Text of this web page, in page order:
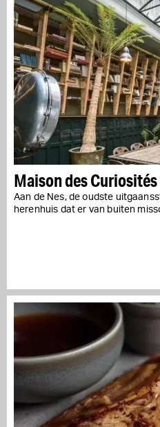
Maison des Curiosités
Aan de Nes, de oudste
herenhuis dat er van buiten